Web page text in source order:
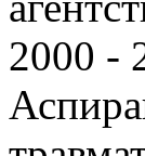
2000 -